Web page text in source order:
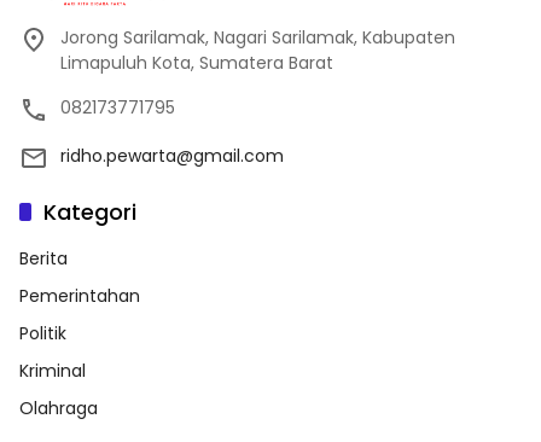
Jorong Sarilamak, Nagari Sarilamak, Kabupaten
Limapuluh Kota, Sumatera Barat
082173771795
ridho.pewarta@gmail.com
Kategori
Berita
Pemerintahan
Politik
Kriminal
Olahraga